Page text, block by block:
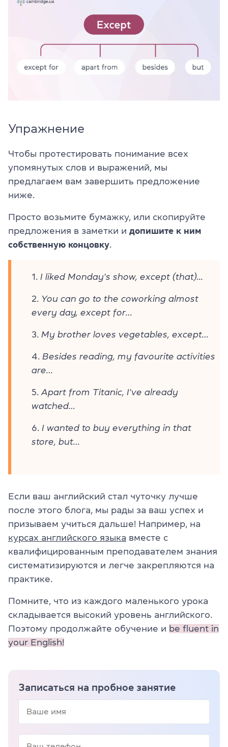
Упражнение
Чтобы протестировать понимание всех
упомянутых слов и выражений, мы
предлагаем вам завершить предложение
ниже.
Просто возьмите бумажку, или скопируйте
предложения в заметки и допишите к ним
собственную концовку.
I liked Monday's show, except (that)...
You can go to the coworking almost
every day, except for…
My brother loves vegetables, except…
Besides reading, my favourite activities
are…
Apart from Titanic, I've already
watched…
I wanted to buy everything in that
store, but…
Если ваш английский стал чуточку лучше
после этого блога, мы рады за ваш успех и
призываем учиться дальше! Например, на
курсах английского языка вместе с
квалифицированным преподавателем знания
систематизируются и легче закрепляются на
практике.
Помните, что из каждого маленького урока
складывается высокий уровень английского.
Поэтому продолжайте обучение и be fluent in
your English!
Записаться на пробное занятие